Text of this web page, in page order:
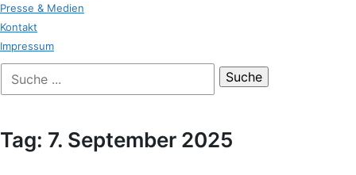
Presse & Medien
Kontakt
Impressum
der
Suche
nach:
Tag: 7. September 2025